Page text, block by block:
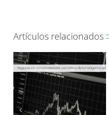
Artículos relacionados